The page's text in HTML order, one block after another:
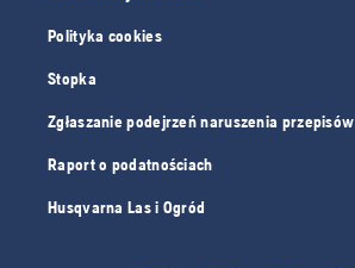
Polityka cookies
Stopka
Zgłaszanie podejrzeń naruszenia przepisów
Raport o podatnościach
Husqvarna Las i Ogród